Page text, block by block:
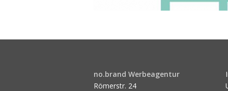
no.brand Werbeagentur
Römerstr. 24